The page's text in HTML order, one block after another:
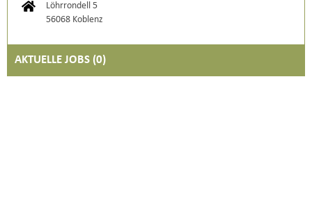
Löhrrondell 5
56068 Koblenz
AKTUELLE JOBS (0)